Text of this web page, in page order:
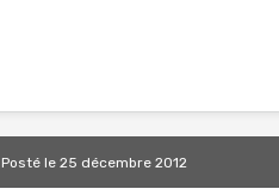
Postéle 25 décembre 2012